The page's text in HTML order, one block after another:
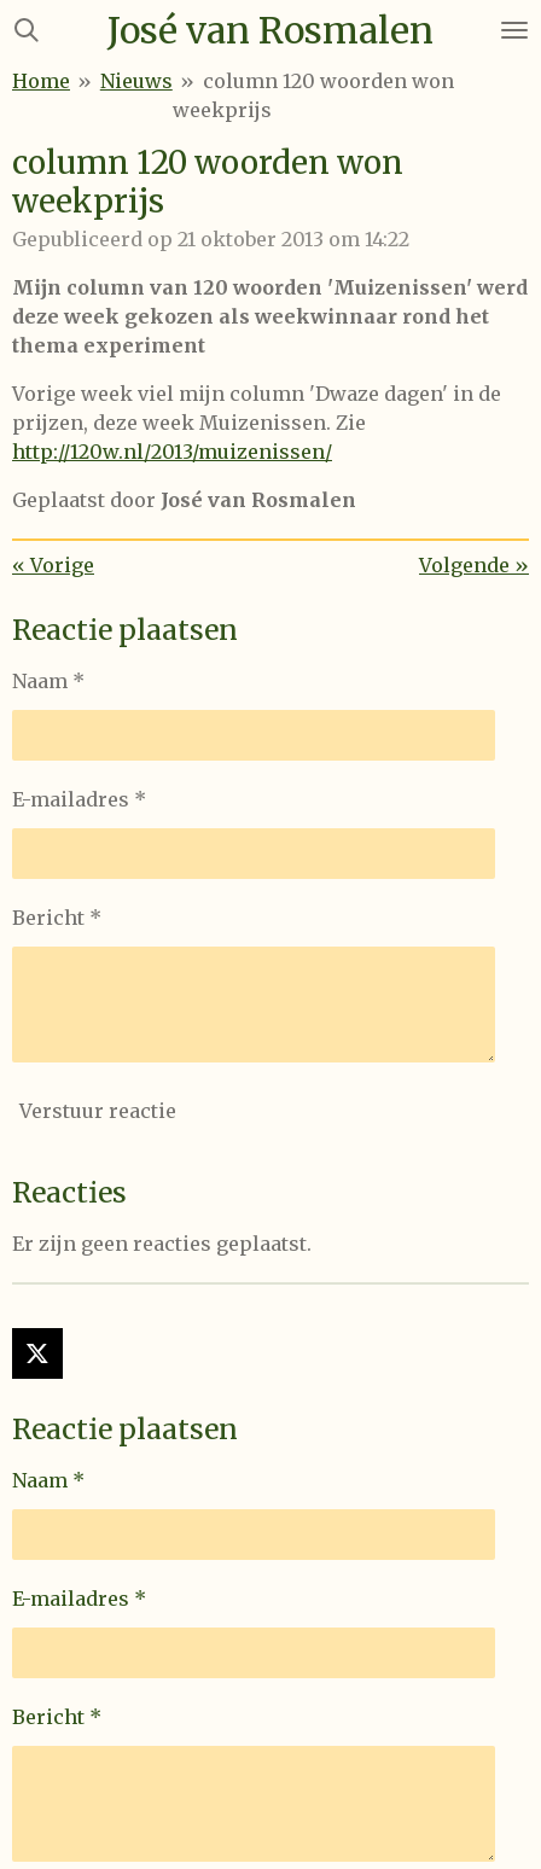
Ga
naar
José van Rosmalen
Home » Nieuws » column 120 woorden won
weekprijs
column 120 woorden won
weekprijs
Gepubliceerd op 21 oktober 2013 om 14:22
Mijn column van 120 woorden 'Muizenissen' werd
deze week gekozen als weekwinnaar rond het
thema experiment
Vorige week viel mijn column 'Dwaze dagen' in de
prijzen, deze week Muizenissen. Zie
http://120w.nl/2013/muizenissen/
Geplaatst door José van Rosmalen
«Vorige Volgende »
Reactie plaatsen
Naam *
E-mailadres *
Bericht *
Verstuur reactie
Reacties
Er zijn geen reacties geplaatst.
X
Reactie plaatsen
Naam *
E-mailadres *
Bericht *